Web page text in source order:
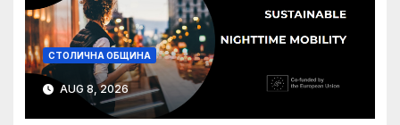
СТОЛИЧНА ОБЩИНА
AUG 8, 2026